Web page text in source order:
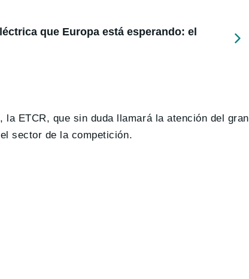
que Europa está esperando: el
ETCR, que sin duda llamará la atención del gran
sector de la competición.